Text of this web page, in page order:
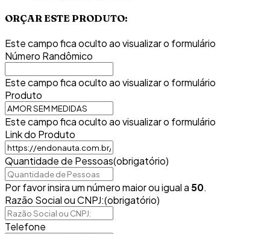
ORÇAR ESTE PRODUTO:
Este campo fica oculto ao visualizar o formulário
Número Randômico
Este campo fica oculto ao visualizar o formulário
Produto
Este campo fica oculto ao visualizar o formulário
Link do Produto
Quantidade de Pessoas(obrigatório)
Por favor insira um número maior ou igual a 50.
Razão Social ou CNPJ:(obrigatório)
Telefone